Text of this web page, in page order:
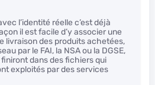
l’identité réelle c’est déjà
il est facile d’y associer une
livraison des produits achetées,
par le FAI, la NSA ou la DGSE,
dans des fichiers qui
exploités par des services